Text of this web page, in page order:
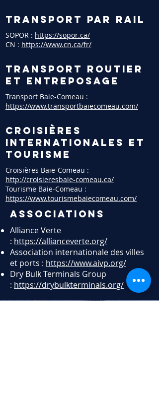
Transport par rail
SOPOR : https://sopor.ca/
CN : https://www.cn.ca/fr/
Transport routier
et entreposage
Transport Baie-Comeau :
https://www.transportbaiecomeau.com/
Croisières
internationales et
tourisme
Croisières Baie-Comeau :
http://croisieresbaie-comeau.ca/
Tourisme Baie-Comeau :
https://www.tourismebaiecomeau.com/
Associations
Alliance Verte
: https://allianceverte.org/
Association internationale des villes
et ports : https://www.aivp.org/
Dry Bulk Terminals Group
: https://drybulkterminals.org/